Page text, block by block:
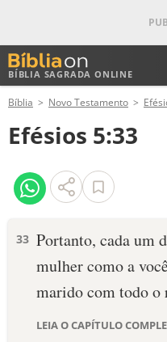
BÍBLIA SAGRADA ONLINE
ANTIGO TESTAMENTO
NOVO TESTAMENTO
VERSÍCULOS
PALAVRA DO DIA
Bíblia Novo Testamento
Efésios 5:33
33 Portanto, cada um
mulher como a
marido com todo o
LEIA O CAPÍTULO